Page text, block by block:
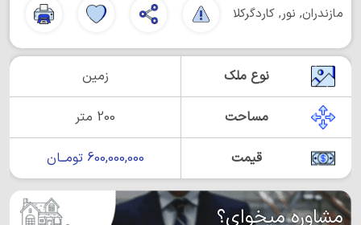
مازندران, نور, کاردگرکلا
نوع ملک زمین
مساحت 200 متر
قیمت 600,000,000 تومــان
مشاوره میخوای؟